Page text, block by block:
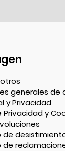
generales
y Privacidad
Privacidad y
de
de